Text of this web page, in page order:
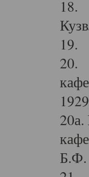
18.
19.
20.
Б.Ф.